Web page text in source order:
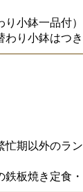
小鉢一品付）
り小鉢はつき
期以外のラン
焼き定食・